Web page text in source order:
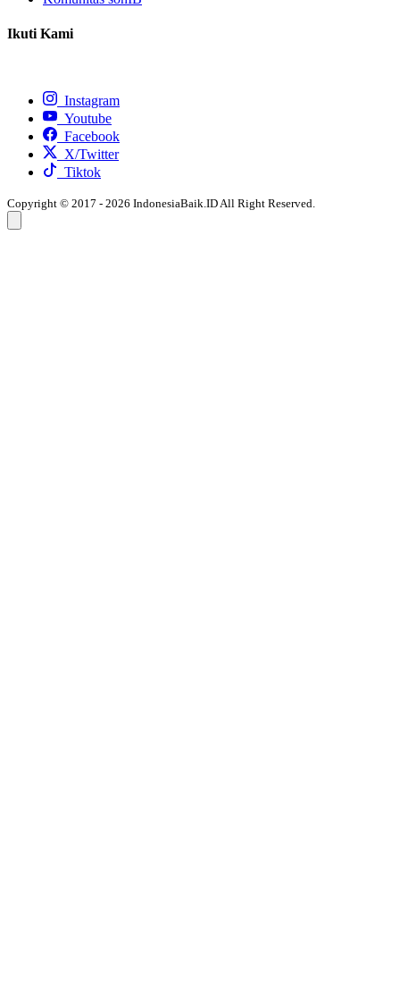
Ikuti Kami
Instagram
Youtube
Facebook
X/Twitter
Tiktok
Copyright © 2017 - 2026 IndonesiaBaik.ID All Right Reserved.